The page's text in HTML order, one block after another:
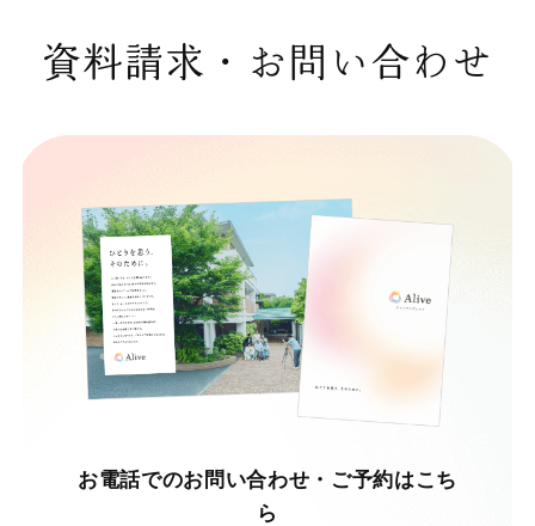
資料請求・お問い合わせ
お電話でのお問い合わせ・ご予約はこち
ら